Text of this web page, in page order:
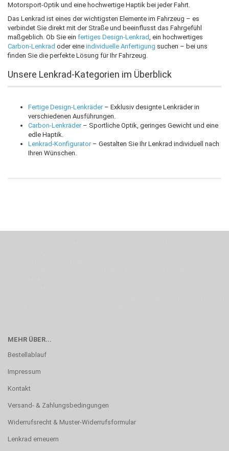
Motorsport-Optik und eine hochwertige Haptik bei jeder Fahrt.
Das Lenkrad ist eines der wichtigsten Elemente im Fahrzeug – es
verbindet Sie direkt mit der Straße und beeinflusst das Fahrgefühl
maßgeblich. Ob Sie ein fertiges Design-Lenkrad , ein hochwertiges
Carbon-Lenkrad oder eine individuelle Anfertigung suchen – bei uns
finden Sie die perfekte Lösung für Ihr Fahrzeug.
Unsere Lenkrad-Kategorien im Überblick
Fertige Design-Lenkräder– Exklusiv designte Lenkräder in
verschiedenen Ausführungen.
Carbon-Lenkräder– Sportliche Optik, geringes Gewicht und eine
edle Haptik.
Lenkrad-Konfigurator– Gestalten Sie Ihr Lenkrad individuell nach
Ihren Wünschen.
MEHR ÜBER...
Bestellablauf
Impressum
Kontakt
Versand- & Zahlungsbedingungen
Widerrufsrecht & Muster-Widerrufsformular
Lenkrad erneuern